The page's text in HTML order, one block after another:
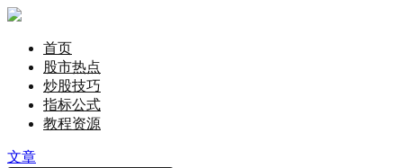
首页
股市热点
炒股技巧
指标公式
教程资源
文章